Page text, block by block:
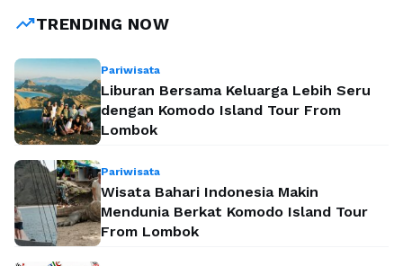
trending_upTRENDING NOW
Pariwisata
Liburan Bersama Keluarga Lebih Seru
dengan Komodo Island Tour From
Lombok
Pariwisata
Wisata Bahari Indonesia Makin
Mendunia Berkat Komodo Island Tour
From Lombok